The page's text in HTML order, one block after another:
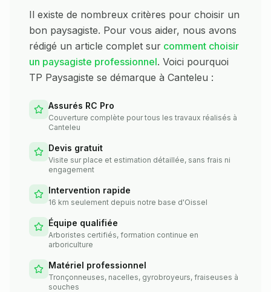
Il existe de nombreux critères pour choisir un
bon paysagiste. Pour vous aider, nous avons
rédigé un article complet sur comment choisir
un paysagiste professionnel. Voici pourquoi
TP Paysagiste se démarque à Canteleu :
Assurés RC Pro
Couverture complète pour tous les travaux réalisés à
Canteleu
Devis gratuit
Visite sur place et estimation détaillée, sans frais ni
engagement
Intervention rapide
16 km seulement depuis notre base d'Oissel
Équipe qualifiée
Arboristes certifiés, formation continue en
arboriculture
Matériel professionnel
Tronçonneuses, nacelles, gyrobroyeurs, fraiseuses à
souches